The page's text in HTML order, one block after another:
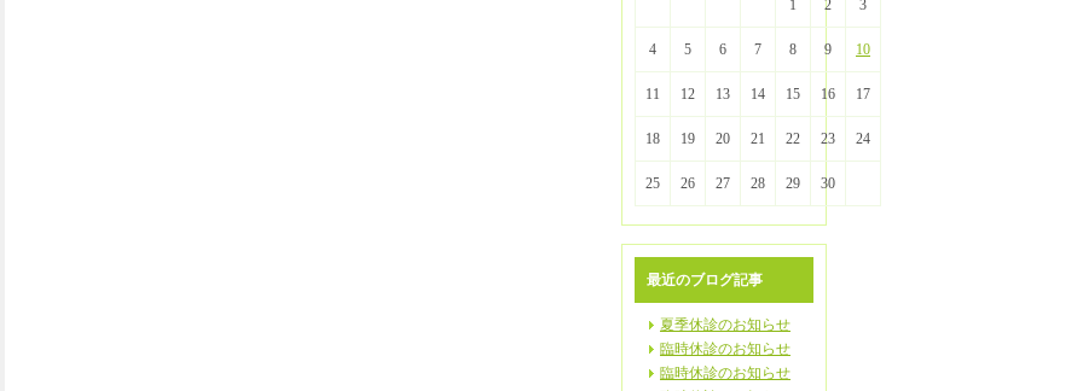
1
2 3
4 5 6 7 8 9 10
11 12 13 14 15 16 17
18 19 20 21 22 23 24
25 26 27 28 29 30
最近のブログ記事
夏季休診のお知らせ
臨時休診のお知らせ
臨時休診のお知らせ